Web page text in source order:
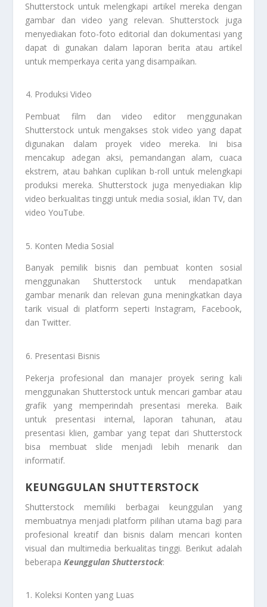
Shutterstock untuk melengkapi artikel mereka dengan
gambar dan video yang relevan. Shutterstock juga
menyediakan foto-foto editorial dan dokumentasi yang
dapat di gunakan dalam laporan berita atau artikel
untuk memperkaya cerita yang disampaikan.
Produksi Video
Pembuat film dan video editor menggunakan
Shutterstock untuk mengakses stok video yang dapat
digunakan dalam proyek video mereka. Ini bisa
mencakup adegan aksi, pemandangan alam, cuaca
ekstrem, atau bahkan cuplikan b-roll untuk melengkapi
produksi mereka. Shutterstock juga menyediakan klip
video berkualitas tinggi untuk media sosial, iklan TV, dan
video YouTube.
Konten Media Sosial
Banyak pemilik bisnis dan pembuat konten sosial
menggunakan Shutterstock untuk mendapatkan
gambar menarik dan relevan guna meningkatkan daya
tarik visual di platform seperti Instagram, Facebook,
dan Twitter.
Presentasi Bisnis
Pekerja profesional dan manajer proyek sering kali
menggunakan Shutterstock untuk mencari gambar atau
grafik yang memperindah presentasi mereka. Baik
untuk presentasi internal, laporan tahunan, atau
presentasi klien, gambar yang tepat dari Shutterstock
bisa membuat slide menjadi lebih menarik dan
informatif.
KEUNGGULAN SHUTTERSTOCK
Shutterstock memiliki berbagai keunggulan yang
membuatnya menjadi platform pilihan utama bagi para
profesional kreatif dan bisnis dalam mencari konten
visual dan multimedia berkualitas tinggi. Berikut adalah
beberapaKeunggulan Shutterstock:
Koleksi Konten yang Luas